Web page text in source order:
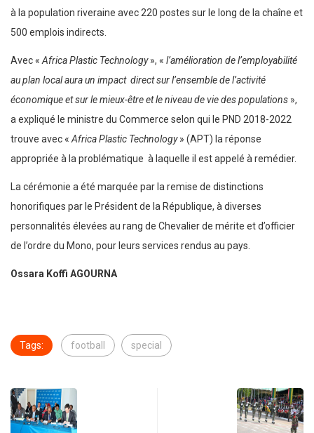
à la population riveraine avec 220 postes sur le long de la chaîne et
500 emplois indirects.
Avec «Africa Plastic Technology», « l’amélioration de l’employabilité
au plan local aura un impact direct sur l’ensemble de l’activité
économique et sur le mieux-être et le niveau de vie des populations »,
a expliqué le ministre du Commerce selon qui le PND 2018-2022
trouve avec «Africa Plastic Technology» (APT) la réponse
appropriée à la problématique à laquelle il est appelé à remédier.
La cérémonie a été marquée par la remise de distinctions
honorifiques par le Président de la République, à diverses
personnalités élevées au rang de Chevalier de mérite et d’officier
de l’ordre du Mono, pour leurs services rendus au pays.
Ossara Koffi AGOURNA
Tags: football special